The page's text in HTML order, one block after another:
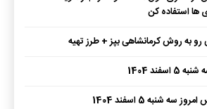
استفاده کن
به روش کرمانشاهی بپز + طرز تهیه
1404
شنبه 5 اسفند 1404